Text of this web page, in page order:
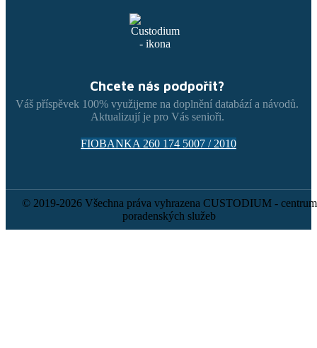
Chcete nás podpořit?
Váš příspěvek 100% využijeme na doplnění databází a návodů.
Aktualizují je pro Vás senioři.
FIOBANKA 260 174 5007 / 2010
© 2019-2026 Všechna práva vyhrazena CUSTODIUM - centrum
poradenských služeb